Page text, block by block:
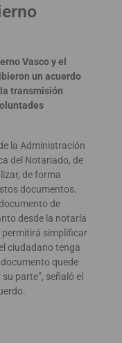
Vasco y el
un acuerdo
transmisión
la Administración
del Notariado, de
de forma
documentos.
de
desde la notaría
permitirá simplificar
ciudadano tenga
quede
parte”, señaló el